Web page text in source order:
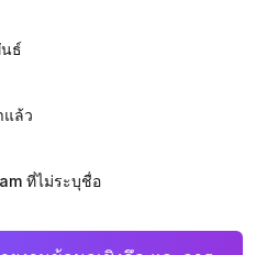
ธ์
แล้ว
ที่ไม่ระบุชื่อ